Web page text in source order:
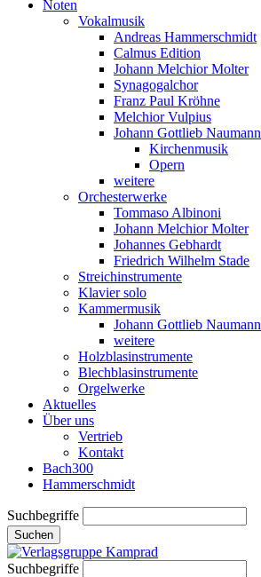
Noten
Vokalmusik
Andreas Hammerschmidt
Calmus Edition
Johann Melchior Molter
Synagogalchor
Franz Paul Kröhne
Melchior Vulpius
Johann Gottlieb Naumann
Kirchenmusik
Opern
weitere
Orchesterwerke
Tommaso Albinoni
Johann Melchior Molter
Johannes Gebhardt
Friedrich Wilhelm Stade
Streichinstrumente
Klavier solo
Kammermusik
Johann Gottlieb Naumann
weitere
Holzblasinstrumente
Blechblasinstrumente
Orgelwerke
Aktuelles
Über uns
Vertrieb
Kontakt
Bach300
Hammerschmidt
Suchbegriffe
Suchen
Suchbegriffe